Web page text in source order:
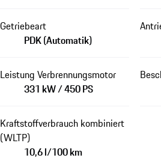
Getriebeart
PDK (Automatik)
Leistung Verbrennungsmotor
331 kW / 450 PS
Kraftstoffverbrauch kombiniert
(WLTP)
10,6 l/100 km